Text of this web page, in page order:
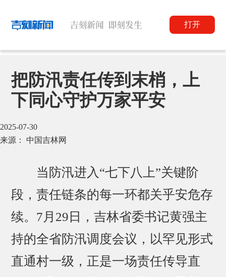
打开
把防汛责任传到末梢，上
下同心守护万家平安
2025-07-30
来源： 中国吉林网
当防汛进入“七下八上”关键阶
段，责任链条的每一环都关乎安危存
续。7月29日，吉林省委书记黄强主
持的全省防汛调度会议，以罕见形式
直通村一级，正是一场责任传导直